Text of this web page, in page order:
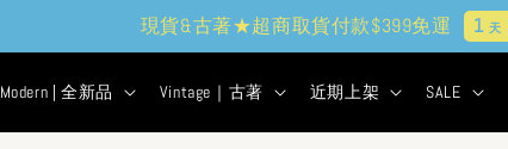
現貨&古著★超商取貨付款$399免運 1 天
Modern | 全新品 Vintage｜古著 近期上架 SALE